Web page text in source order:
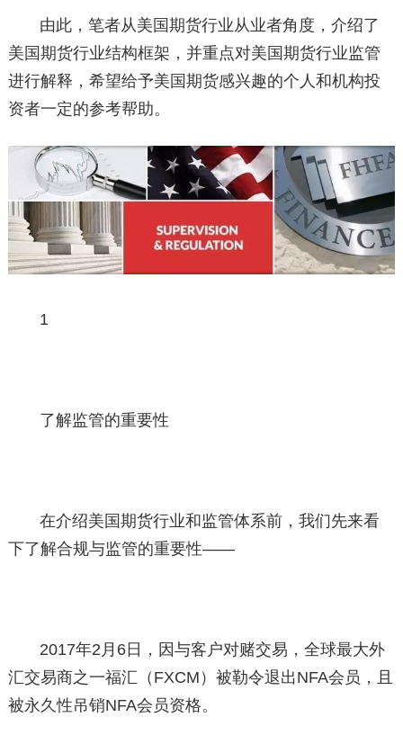
由此，笔者从美国期货行业从业者角度，介绍了
美国期货行业结构框架，并重点对美国期货行业监管
进行解释，希望给予美国期货感兴趣的个人和机构投
资者一定的参考帮助。
1
了解监管的重要性
在介绍美国期货行业和监管体系前，我们先来看
下了解合规与监管的重要性——
2017年2月6日，因与客户对赌交易，全球最大外
汇交易商之一福汇（FXCM）被勒令退出NFA会员，且
被永久性吊销NFA会员资格。